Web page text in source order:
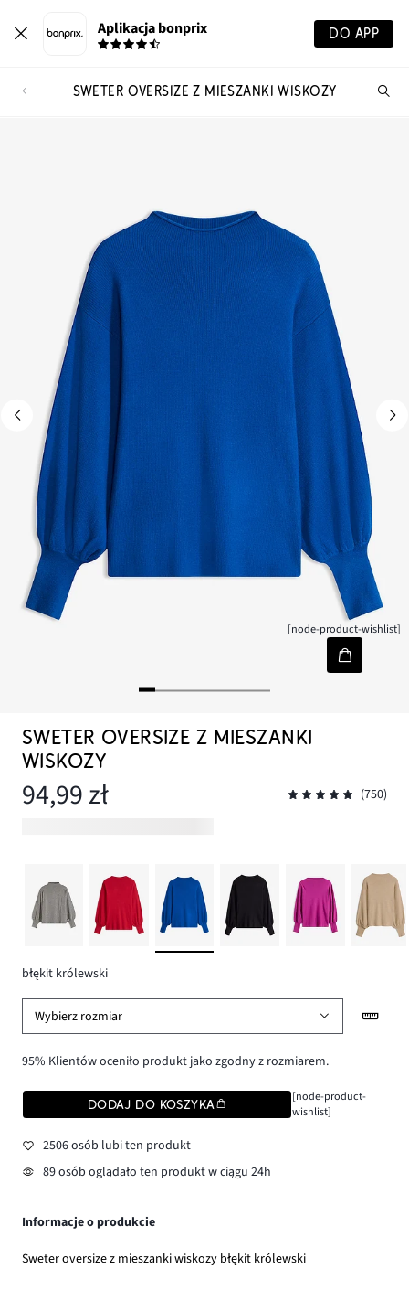
Aplikacja bonprix DO APP
SWETER OVERSIZE Z MIESZANKI WISKOZY
[node-product-wishlist]
SWETER OVERSIZE Z MIESZANKI
WISKOZY
94,99 zł (750)
błękit królewski
Wybierz rozmiar
95% Klientów oceniło produkt jako zgodny z rozmiarem.
DODAJ DO KOSZYKA
[node-product-
wishlist]
2506 osób lubi ten produkt
89 osób oglądało ten produkt w ciągu 24h
Informacje o produkcie
Sweter oversize z mieszanki wiskozy błękit królewski